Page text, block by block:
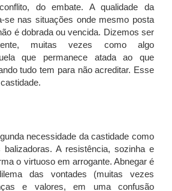
do embate. A qualidade da
se nas situações onde mesmo posta
é dobrada ou vencida. Dizemos ser
muitas vezes como algo
que permanece atada ao que
tudo tem para não acreditar. Esse
necessidade da castidade como
A resistência, sozinha e
o virtuoso em arrogante. Abnegar é
das vontades (muitas vezes
e valores, em uma confusão